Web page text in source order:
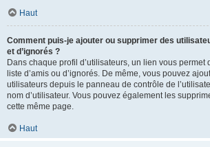
Haut
Comment puis-je ajouter ou supprimer des
et d’ignorés ?
Dans chaque profil d’utilisateurs, un lien vous permet
liste d’amis ou d’ignorés. De même, vous pouvez
utilisateurs depuis le panneau de contrôle de
nom d’utilisateur. Vous pouvez également les
cette même page.
Haut